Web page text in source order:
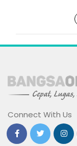
Connect With Us